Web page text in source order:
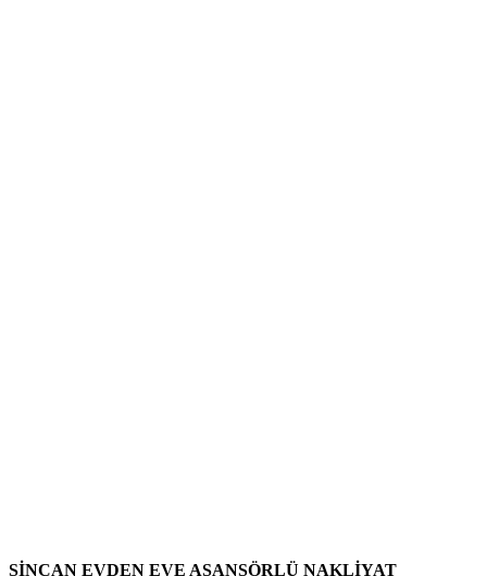
SİNCAN EVDEN EVE ASANSÖRLÜ NAKLİYAT